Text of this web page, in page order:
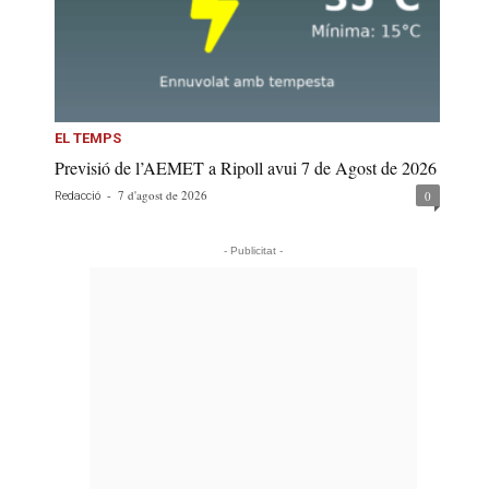
EL TEMPS
Previsió de l’AEMET a Ripoll avui 7 de Agost de 2026
Redacció - 7 d'agost de 2026 0
- Publicitat -